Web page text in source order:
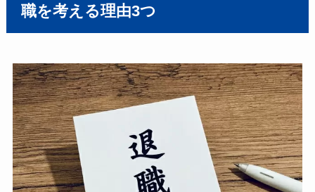
職を考える理由3つ